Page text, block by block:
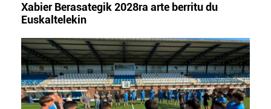
Xabier Berasategik 2028ra arte berritu du
Euskaltelekin